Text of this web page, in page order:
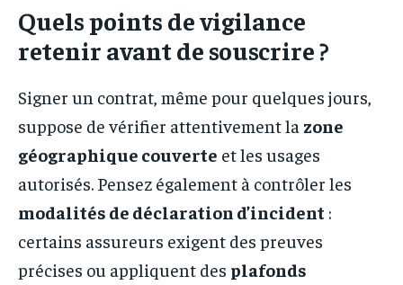
Quels points de vigilance
retenir avant de souscrire ?
Signer un contrat, même pour quelques jours,
suppose de vérifier attentivement la zone
géographique couverte et les usages
autorisés. Pensez également à contrôler les
modalités de déclaration d’incident :
certains assureurs exigent des preuves
précises ou appliquent des plafonds